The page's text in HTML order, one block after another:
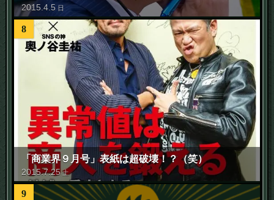
2015 .4 .5 日
8
「商業界９月号」表紙は超破壊！？（笑）
2015.7.25 土
9